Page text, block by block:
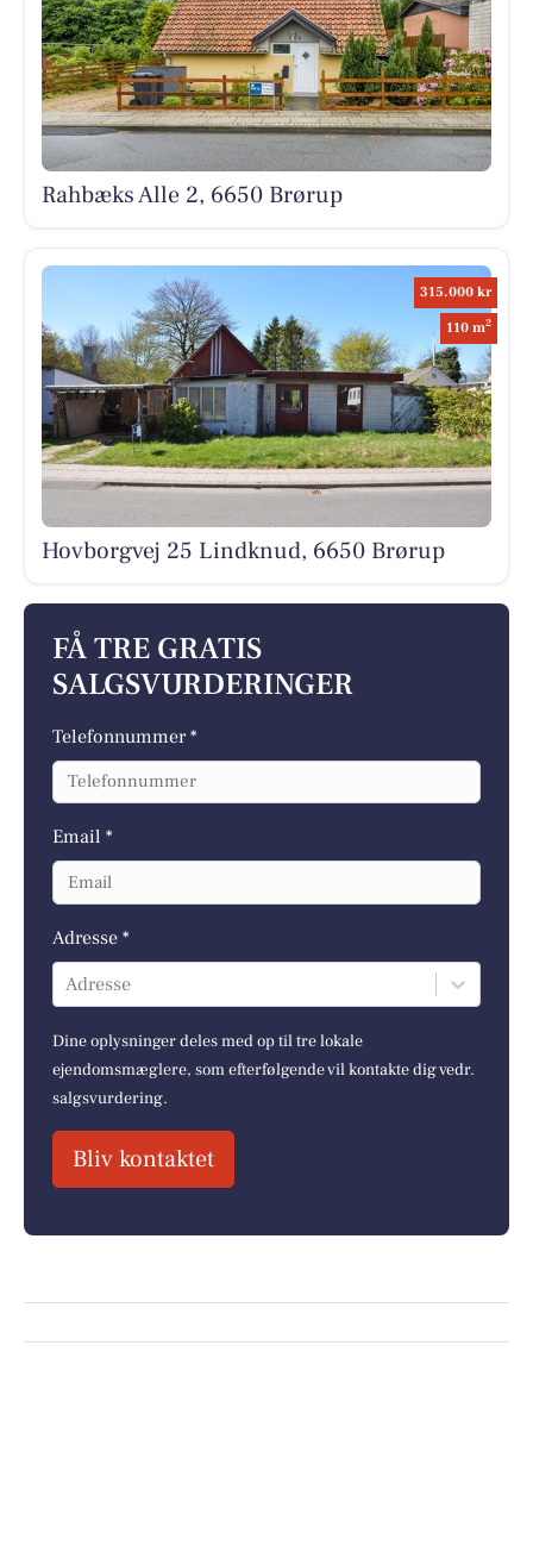
Rahbæks Alle 2, 6650 Brørup
315.000 kr
110 m2
Hovborgvej 25 Lindknud, 6650 Brørup
FÅ TRE GRATIS
SALGSVURDERINGER
Telefonnummer *
Email *
Adresse *
Adresse
Dine oplysninger deles med op til tre lokale
ejendomsmæglere, som efterfølgende vil kontakte dig vedr.
salgsvurdering.
Bliv kontaktet